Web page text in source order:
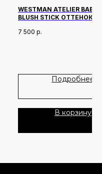
WESTMAN ATELIER BABY
BLUSH STICK ОТТЕНОК
7 500 р.
Подробнее
В корзину